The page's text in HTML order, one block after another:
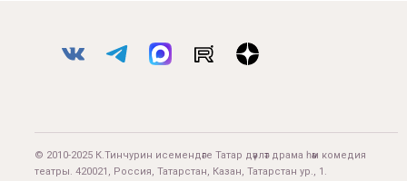
© 2010-2025 К.Тинчурин исемендәге Татар дәүләт драма һәм комедия
театры. 420021, Россия, Татарстан, Казан, Татарстан ур., 1.